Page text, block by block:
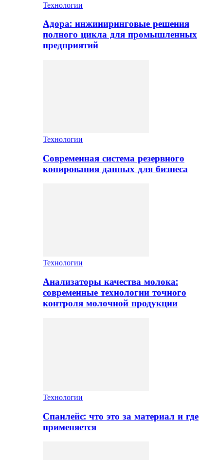
Технологии
Адора: инжиниринговые решения
полного цикла для промышленных
предприятий
Технологии
Современная система резервного
копирования данных для бизнеса
Технологии
Анализаторы качества молока:
современные технологии точного
контроля молочной продукции
Технологии
Спанлейс: что это за материал и где
применяется